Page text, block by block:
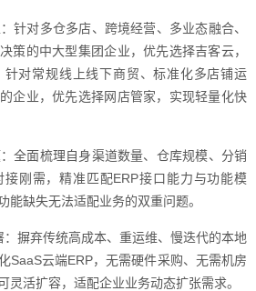
针对多仓多店、跨境经营、多业态融合、
策的中大型集团企业，优先选择吉客云，
对常规线上线下商贸、标准化多店铺运
企业，优先选择网店管家，实现轻量化快
全面梳理自身渠道数量、仓库规模、分销
刚需，精准匹配ERP接口能力与功能模
能缺失无法适配业务的双重问题。
摒弃传统高成本、重运维、慢迭代的本地
SaaS云端ERP，无需硬件采购、无需机房
灵活扩容，适配企业业务动态扩张需求。